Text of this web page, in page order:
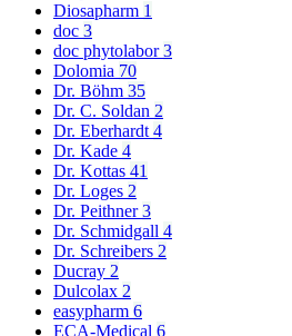
Diosapharm 1
doc 3
doc phytolabor3
Dolomia 70
Dr. Böhm 35
Dr. C. Soldan 2
Dr. Eberhardt 4
Dr. Kade 4
Dr. Kottas 41
Dr. Loges 2
Dr. Peithner3
Dr. Schmidgall 4
Dr. Schreibers 2
Ducray 2
Dulcolax 2
easypharm 6
ECA-Medical 6